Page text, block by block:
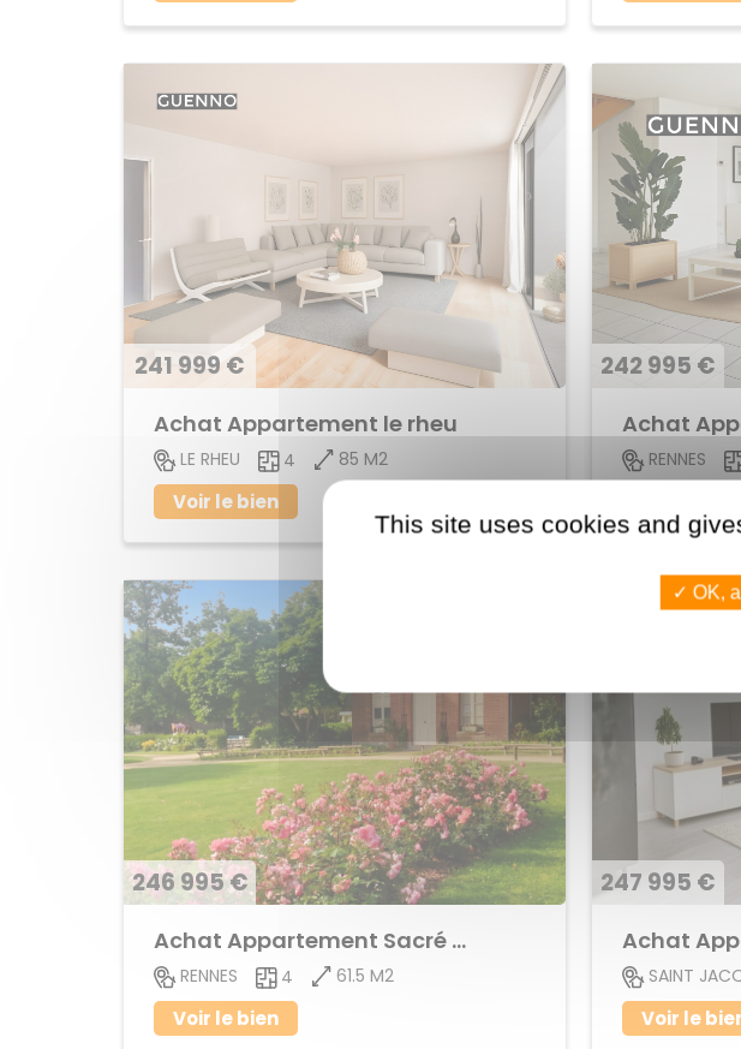
241 999 €
Achat Appartement le rheu
LE RHEU 4 85 M2
Voir le bien
242 995 €
RENNES
246 995 €
Achat Appartement Sacré Coeurs
RENNES 4 61.5 M2
Voir le bien
247 995 €
Achat
SAINT JACQUES DE LA
Voir le
This site uses cookies and
✓ OK,